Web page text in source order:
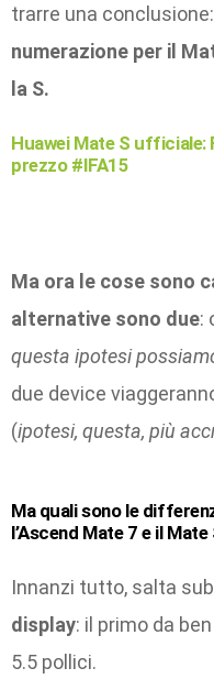
trarre una conclusione:
numerazione per il
la S.
Huawei Mate S
prezzo #IFA15
Ma ora le cose sono
alternative sono due:
questa ipotesi
due device
(ipotesi, questa, più
Ma quali sono le
l’Ascend Mate 7 e il Mate
Innanzi tutto, salta
display: il primo da
5.5 pollici.